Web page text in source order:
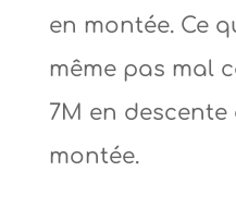
en montée. Ce
même pas mal
7M en descente
montée.